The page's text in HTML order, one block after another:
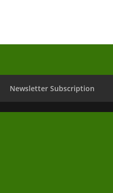
Newsletter Subscription